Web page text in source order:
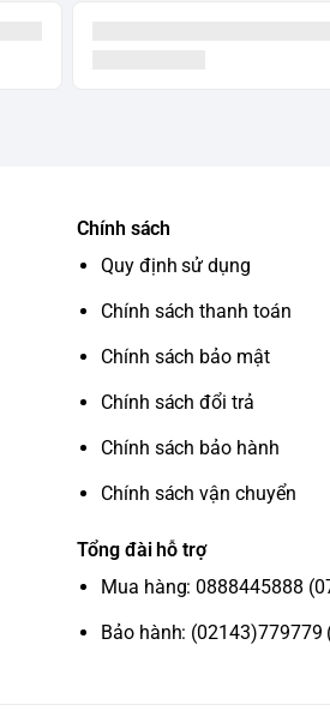
Chính sách
Quy định sử dụng
Chính sách thanh toán
Chính sách bảo mật
Chính sách đổi trả
Chính sách bảo hành
Chính sách vận chuyển
Tổng đài hỗ trợ
Mua hàng: 0888445888
Bảo hành: (02143)779779